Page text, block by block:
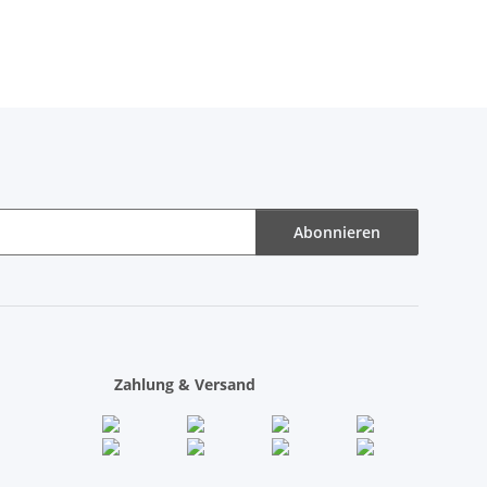
Abonnieren
Zahlung & Versand